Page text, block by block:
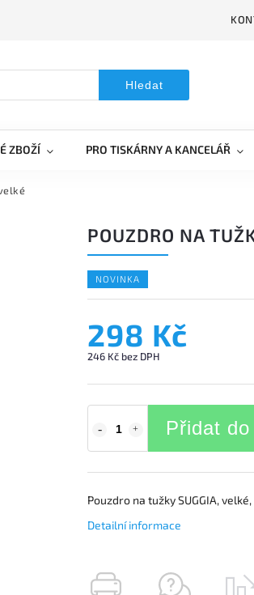
Hledat
ZBOŽÍ PRO TISKÁRNY A KANCELÁŘ
POUZDRO NA
NOVINKA
298 Kč
246 Kč bez DPH
Přidat
Pouzdro na tužky SUGGIA,
Detailní informace